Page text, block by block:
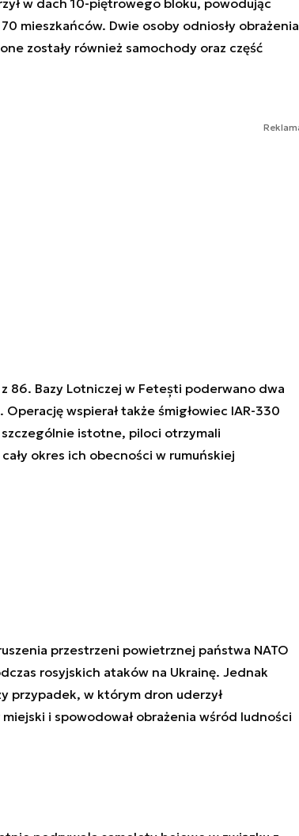
w dach 10-piętrowego bloku, powodując
mieszkańców. Dwie osoby odniosły obrażenia
zostały również samochody oraz część
86. Bazy Lotniczej w Fetești poderwano dwa
wspierał także śmigłowiec IAR-330
szczególnie istotne, piloci otrzymali
okres ich obecności w rumuńskiej
przestrzeni powietrznej państwa NATO
rosyjskich ataków na Ukrainę. Jednak
przypadek, w którym dron uderzył
i spowodował obrażenia wśród ludności